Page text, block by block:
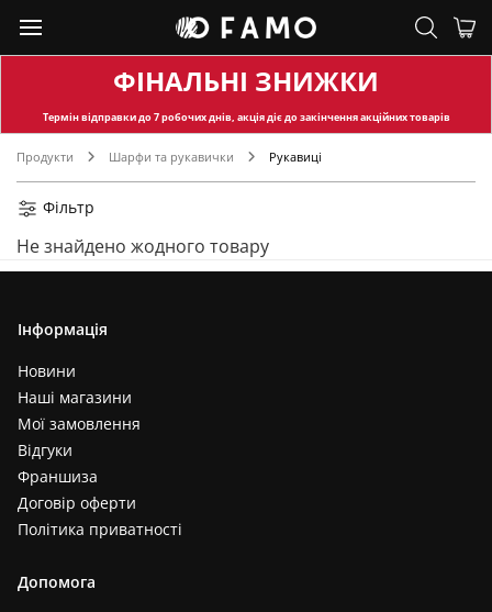
ФІНАЛЬНІ ЗНИЖКИ
Термін відправкидо 7 робочих днів, акція діє до закінчення акційних товарів
Продукти Шарфи та рукавички Рукавиці
Фільтр
Не знайдено жодного товару
Інформація
Новини
Наші магазини
Мої замовлення
Відгуки
Франшиза
Договір оферти
Політика приватності
Допомога